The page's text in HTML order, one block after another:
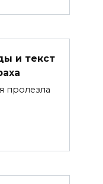
и текст
пролезла